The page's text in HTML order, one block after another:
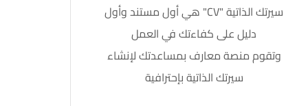
سيرتك الذاتية "CV" هي أول مستند وأول
دليل على كفاءتك في العمل
وتقوم منصة معارف بمساعدتك لإنشاء
سيرتك الذاتية بإحترافية